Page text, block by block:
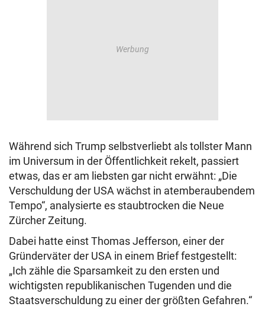
Während sich Trump selbstverliebt als tollster Mann
im Universum in der Öffentlichkeit rekelt, passiert
etwas, das er am liebsten gar nicht erwähnt: „Die
Verschuldung der USA wächst in atemberaubendem
Tempo“, analysierte es staubtrocken die Neue
Zürcher Zeitung.
Dabei hatte einst Thomas Jefferson, einer der
Gründerväter der USA in einem Brief festgestellt:
„Ich zähle die Sparsamkeit zu den ersten und
wichtigsten republikanischen Tugenden und die
Staatsverschuldung zu einer der größten Gefahren.“